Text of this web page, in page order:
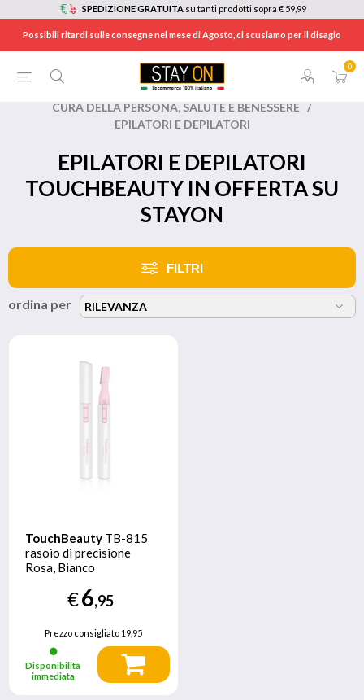
SPEDIZIONE GRATUITA su tanti prodotti sopra € 59,99
Possibili ritardi sulle consegne nel mese di Agosto, ci scusiamo per il disagio
0
BRANDS / TOUCHBEAUTY
CURA DELLA PERSONA, SALUTE E BENESSERE /
EPILATORI E DEPILATORI
EPILATORI E DEPILATORI
TOUCHBEAUTY IN OFFERTA SU
STAYON
FILTRI
ordina per
TouchBeauty TB-815
rasoio di precisione
Rosa, Bianco
€6,95
Prezzo consigliato19,95
Disponibilità
immediata